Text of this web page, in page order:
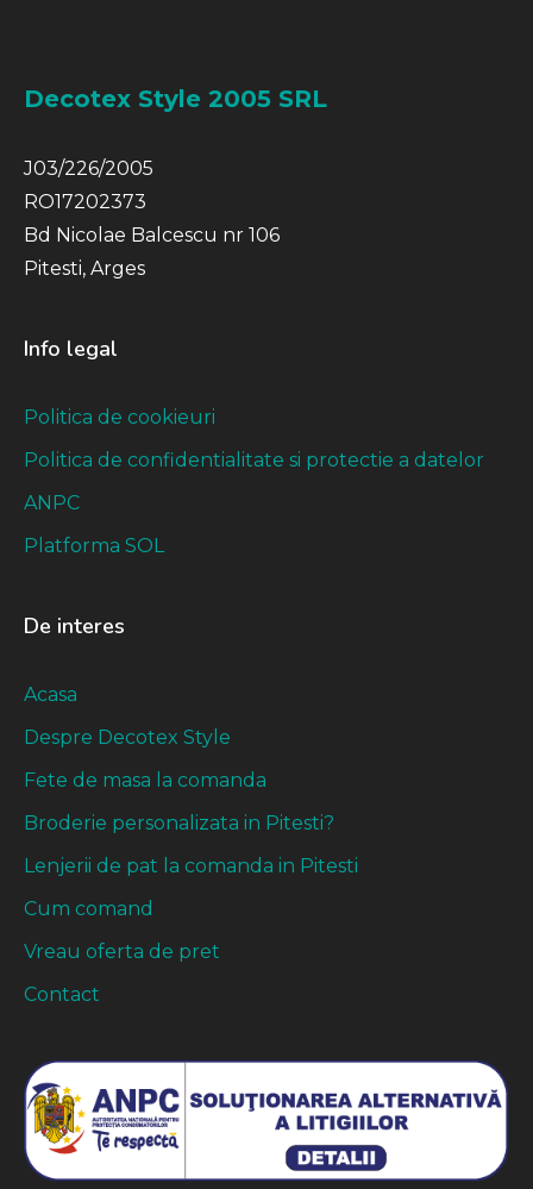
Decotex Style 2005 SRL
J03/226/2005
RO17202373
Bd Nicolae Balcescu nr 106
Pitesti, Arges
Info legal
Politica de cookieuri
Politica de confidentialitate si protectie a datelor
ANPC
Platforma SOL
De interes
Acasa
Despre Decotex Style
Fete de masa la comanda
Broderie personalizata in Pitesti?
Lenjerii de pat la comanda in Pitesti
Cum comand
Vreau oferta de pret
Contact